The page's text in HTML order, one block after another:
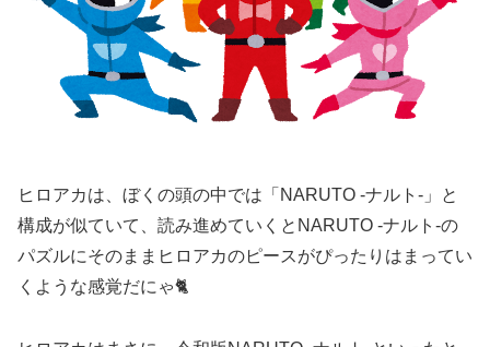
ヒロアカは、ぼくの頭の中では「NARUTO -ナルト-」と
構成が似ていて、読み進めていくとNARUTO -ナルト-の
パズルにそのままヒロアカのピースがぴったりはまってい
くような感覚だにゃ🐈️